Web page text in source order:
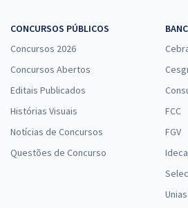
CONCURSOS PÚBLICOS
Concursos 2026
Concursos Abertos
Editais Publicados
Histórias Visuais
Notícias de Concursos
Questões de Concurso
FCC
FGV